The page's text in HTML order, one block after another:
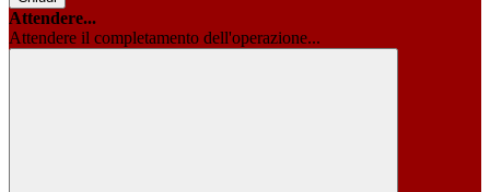
Attendere...
Attendere il completamento dell'operazione...